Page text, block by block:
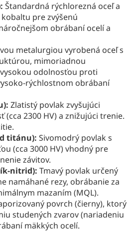
Štandardná rýchlorezná oceľ a
pre zvýšenú
obrábaní ocelí a
metalurgiou vyrobená oceľ s
mimoriadnou
odolnosťou proti
rýchlostnom obrábaní
Zlatistý povlak zvyšujúci
(cca 2300 HV) a znižujúci trenie.
titánu): Sivomodrý povlak s
(cca 3000 HV) vhodný pre
závitov.
nitrid): Tmavý povlak určený
namáhané rezy, obrábanie za
mazaním (MQL).
povrch (čierny), ktorý
studených zvarov (nariadeniu
mäkkých ocelí.